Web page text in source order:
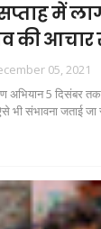
में
की आचार
05, 2021
अभियान 5 दिसंबर
भी संभावना जताई जा